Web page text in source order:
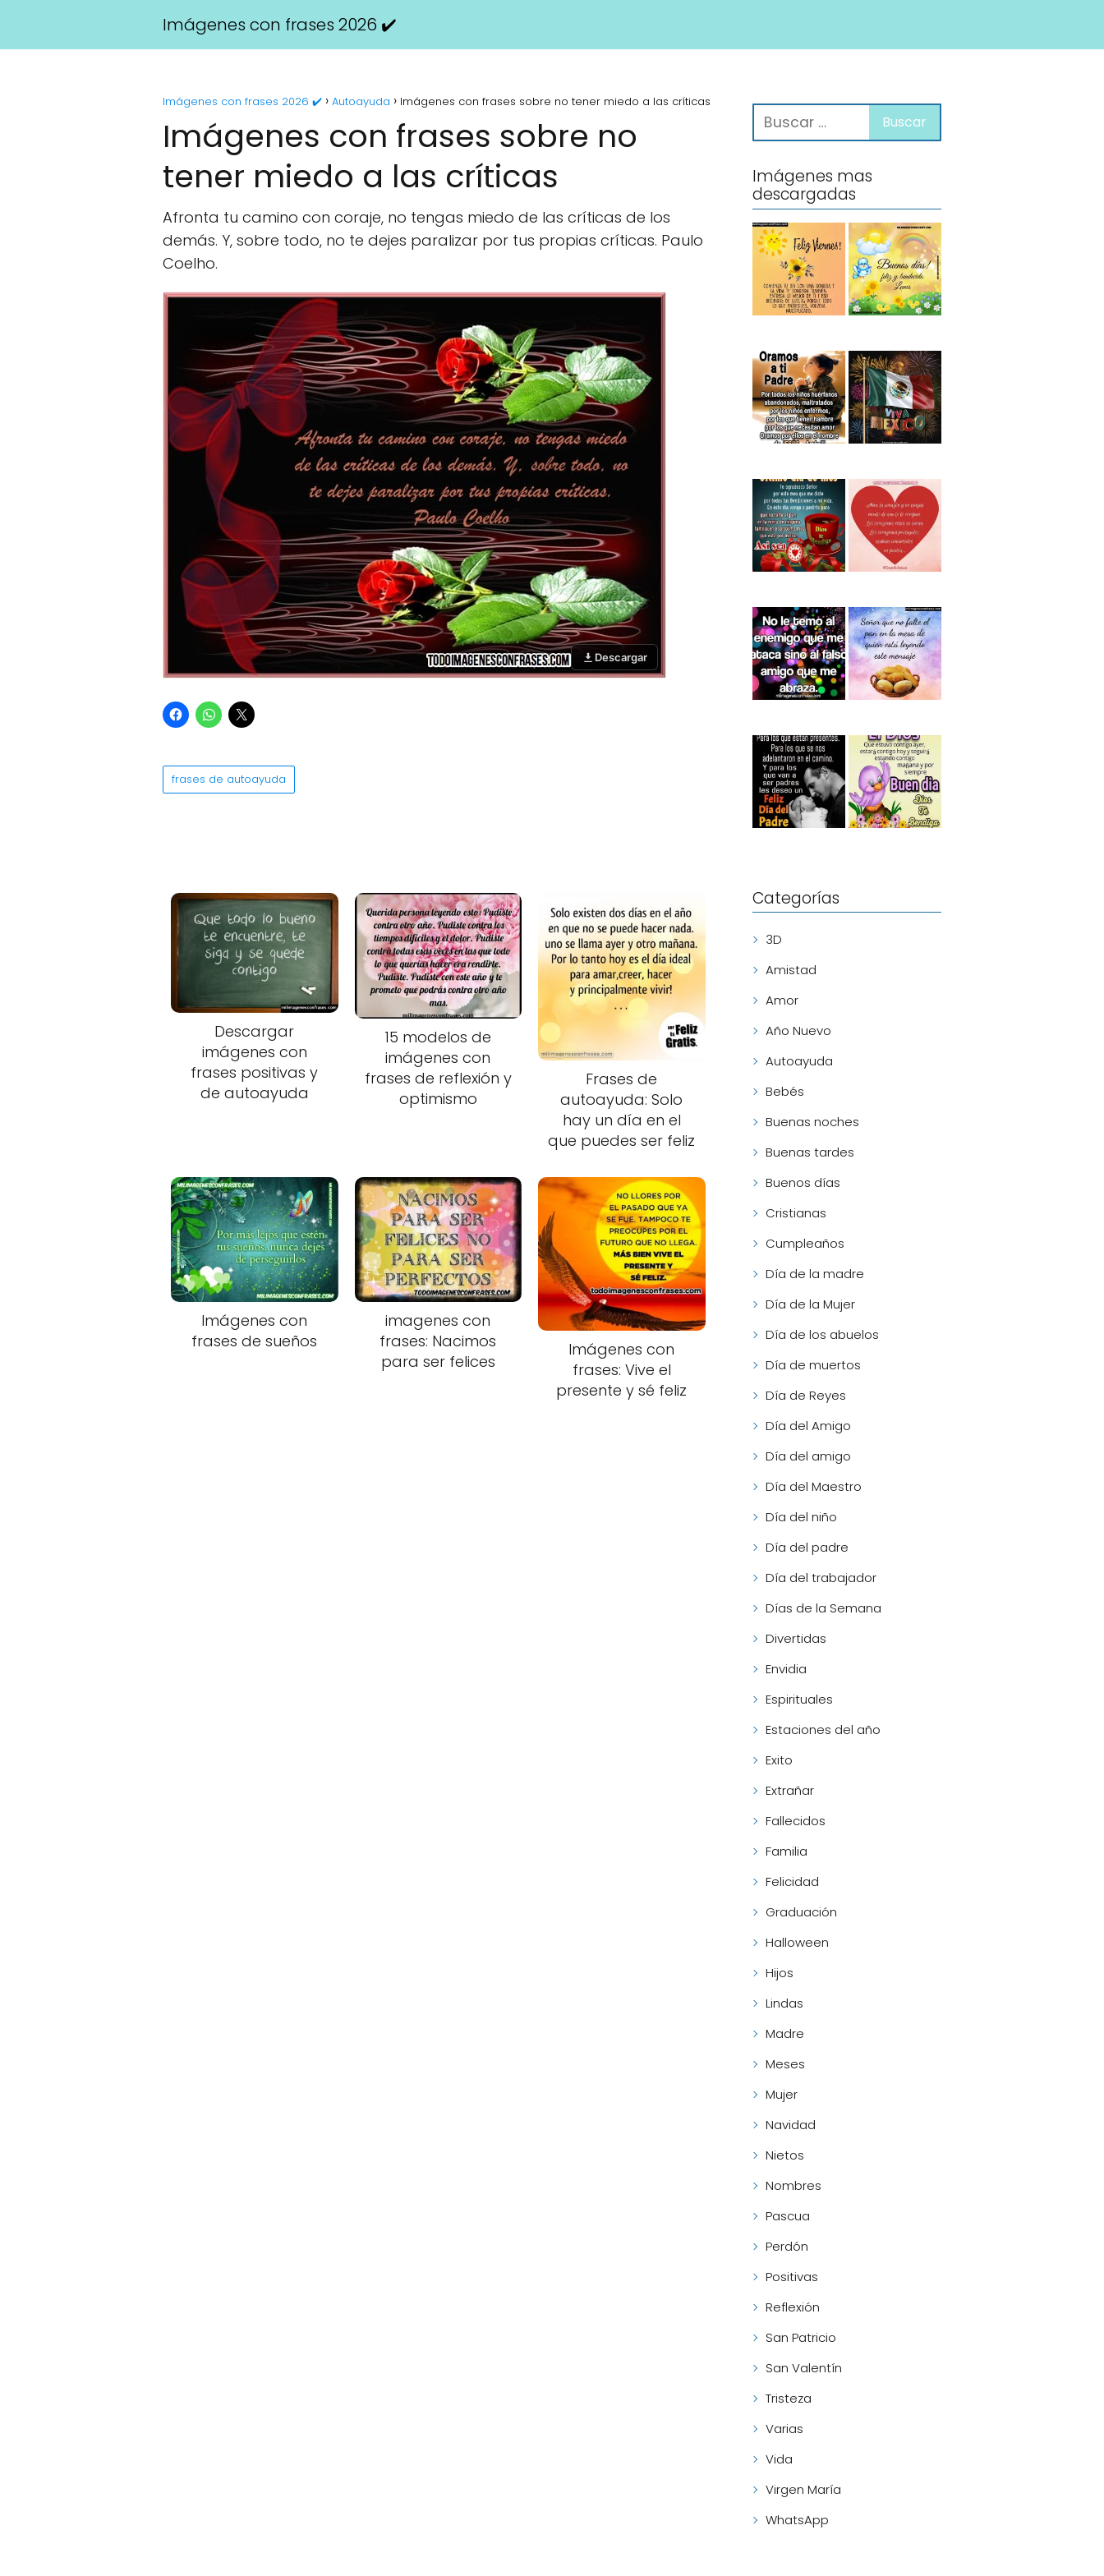
Imágenes con frases 2026 ✔️
Imágenes con frases 2026 ✔️ Autoayuda Imágenes con frases sobre no tener miedo a las críticas
Imágenes con frases sobre no
tener miedo a las críticas
Afronta tu camino con coraje, no tengas miedo de las críticas de los
demás. Y, sobre todo, no te dejes paralizar por tus propias críticas. Paulo
Coelho.
Descargar
frases de autoayuda
Descargar
imágenes con
frases positivas y
de autoayuda
15 modelos de
imágenes con
frases de reflexión y
optimismo
Frases de
autoayuda: Solo
hay un día en el
que puedes ser feliz
Imágenes con
frases de sueños
imagenes con
frases: Nacimos
para ser felices
Imágenes con
frases: Vive el
presente y sé feliz
Imágenes mas
descargadas
Categorías
3D
Amistad
Amor
Año Nuevo
Autoayuda
Bebés
Buenas noches
Buenas tardes
Buenos días
Cristianas
Cumpleaños
Día de la madre
Día de la Mujer
Día de los abuelos
Día de muertos
Día de Reyes
Día del Amigo
Día del amigo
Día del Maestro
Día del niño
Día del padre
Día del trabajador
Días de la Semana
Divertidas
Envidia
Espirituales
Estaciones del año
Exito
Extrañar
Fallecidos
Familia
Felicidad
Graduación
Halloween
Hijos
Lindas
Madre
Meses
Mujer
Navidad
Nietos
Nombres
Pascua
Perdón
Positivas
Reflexión
San Patricio
San Valentín
Tristeza
Varias
Vida
Virgen María
WhatsApp